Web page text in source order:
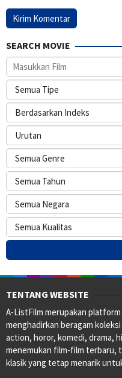
SEARCH MOVIE
TENTANG WEBSITE
A-ListFilm merupakan
menghadirkan beragam
action, horor, komedi, drama,
menemukan film-film terbaru,
klasik yang tetap menarik